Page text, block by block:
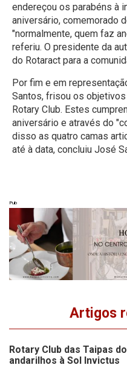
endereçou os parabéns à
aniversário, comemorado
"normalmente, quem faz
referiu. O presidente da
do Rotaract para a
Por fim e em
Santos, frisou os
Rotary Club. Estes
aniversário e através do
disso as quatro camas
até à data, concluiu José
Pub
Artigos
Rotary Club das Taipas
andarilhos à Sol Invictus